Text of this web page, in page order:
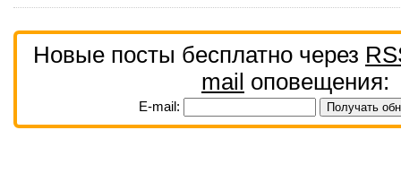
Новые посты бесплатно через
mail оповещения:
E-mail: